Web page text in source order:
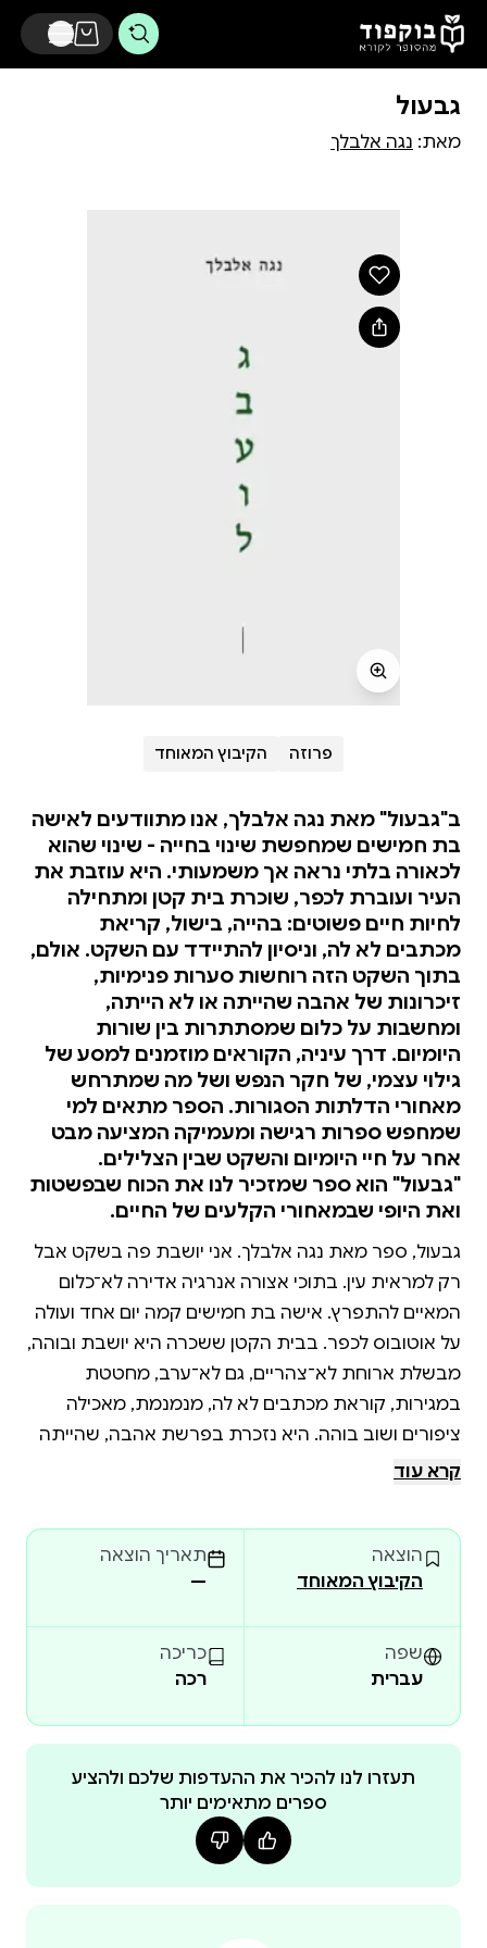
דלג לתוכן הראשי
גבעול
מאת: נגה אלבלך
פרוזה הקיבוץ המאוחד
ב"גבעול" מאת נגה אלבלך, אנו מתוודעים לאישה
בת חמישים שמחפשת שינוי בחייה - שינוי שהוא
לכאורה בלתי נראה אך משמעותי. היא עוזבת את
העיר ועוברת לכפר, שוכרת בית קטן ומתחילה
לחיות חיים פשוטים: בהייה, בישול, קריאת
מכתבים לא לה, וניסיון להתיידד עם השקט. אולם,
בתוך השקט הזה רוחשות סערות פנימיות,
זיכרונות של אהבה שהייתה או לא הייתה,
ומחשבות על כלום שמסתתרות בין שורות
היומיום. דרך עיניה, הקוראים מוזמנים למסע של
גילוי עצמי, של חקר הנפש ושל מה שמתרחש
מאחורי הדלתות הסגורות. הספר מתאים למי
שמחפש ספרות רגישה ומעמיקה המציעה מבט
אחר על חיי היומיום והשקט שבין הצלילים.
"גבעול" הוא ספר שמזכיר לנו את הכוח שבפשטות
ואת היופי שבמאחורי הקלעים של החיים.
גבעול, ספר מאת נגה אלבלך. אני יושבת פה בשקט אבל
רק למראית עין. בתוכי אצורה אנרגיה אדירה לא־כלום
המאיים להתפרץ. אישה בת חמישים קמה יום אחד ועולה
על אוטובוס לכפר. בבית הקטן ששכרה היא יושבת ובוהה,
מבשלת ארוחת לא־צהריים, גם לא־ערב, מחטטת
במגירות, קוראת מכתבים לא לה, מנמנמת, מאכילה
ציפורים ושוב בוהה. היא נזכרת בפרשת אהבה, שהייתה
או לא הייתה, מנסה להתיידד עם השקט, נסחפת
דברים, בראשה מסתחררים הסיפורים.
קרא עוד
הוצאה
הקיבוץ המאוחד
תאריך הוצאה
—
שפה
עברית
כריכה
רכה
תעזרו לנו להכיר את ההעדפות שלכם ולהציע
ספרים מתאימים יותר